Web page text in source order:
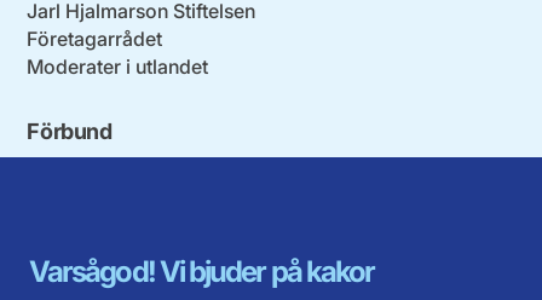
Varsågod! Vi bjuder på kakor
Jarl Hjalmarson Stiftelsen
Företagarrådet
Moderater i utlandet
Förbund
Gävleborg
Halland
Värmlands län
Västerbotten